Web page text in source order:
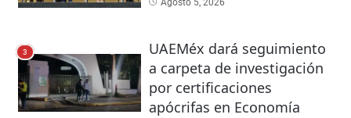
3
UAEMéx dará seguimiento
a carpeta de investigación
por certificaciones
apócrifas en Economía